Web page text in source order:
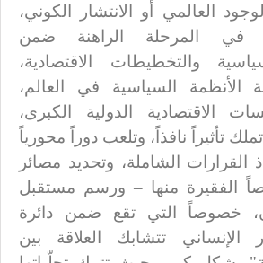
العالمي أو الانتشار الكوني،
في المرحلة الراهنة ضمن
والتخطيطات الاقتصادية،
الأنظمة السياسية في العالم،
الاقتصادية الدولية الكبرى،
تأثيراً نافذاً، وتلعب دوراً محورياً
الشاملة، وتحديد مصائر
الفقيرة منها – ورسم مستقبل
خصوصاً التي تقع ضمن دائرة
الإنساني تتشابك العلاقة بين